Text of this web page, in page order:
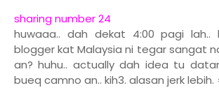
sharing number 24
huwaaa.. dah dekat 4:00 pagi lah..
blogger kat Malaysia ni tegar sangat
an? huhu.. actually dah idea tu
bueq camno an.. kih3. alasan jerk lebih.